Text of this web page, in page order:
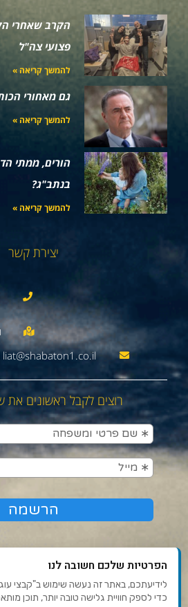
הקרב שאחרי
פצועי צה"ל
להמשך קריאה »
גם מאחורי
להמשך קריאה »
הורים, ממתי
בנתב"ג?
להמשך קריאה »
יצירת קשר
רוצים לקבל ראשונים את
תנאי שימוש ומדיניות
הפרטיות שלכם חשובה לנו
כדי לספק חוויית גלישה טובה יותר, תוכן